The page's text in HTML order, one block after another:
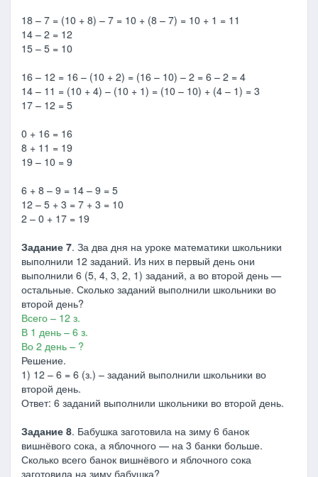
18 – 7 = (10 + 8) – 7 = 10 + (8 – 7) = 10 + 1 = 11
14 – 2 = 12
15 – 5 = 10
16 – 12 = 16 – (10 + 2) = (16 – 10) – 2 = 6 – 2 = 4
14 – 11 = (10 + 4) – (10 + 1) = (10 – 10) + (4 – 1) = 3
17 – 12 = 5
0 + 16 = 16
8 + 11 = 19
19 – 10 = 9
6 + 8 – 9 = 14 – 9 = 5
12 – 5 + 3 = 7 + 3 = 10
2 – 0 + 17 = 19
Задание 7. За два дня на уроке математики школьники
выполнили 12 заданий. Из них в первый день они
выполнили 6 (5, 4, 3, 2, 1) заданий, а во второй день —
остальные. Сколько заданий выполнили школьники во
второй день?
Всего – 12 з.
В 1 день – 6 з.
Во 2 день – ?
Решение.
1) 12 – 6 = 6 (з.) – заданий выполнили школьники во
второй день.
Ответ: 6 заданий выполнили школьники во второй день.
Задание 8. Бабушка заготовила на зиму 6 банок
вишнёвого сока, а яблочного — на 3 банки больше.
Сколько всего банок вишнёвого и яблочного сока
заготовила на зиму бабушка?